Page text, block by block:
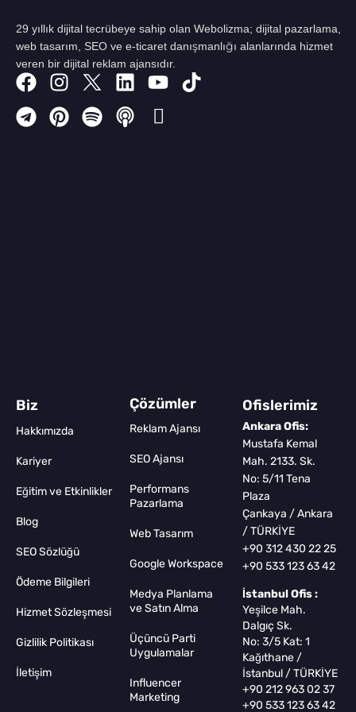
29 yıllık dijital tecrübeye sahip olan Webolizma; dijital pazarlama,
web tasarım, SEO ve e-ticaret danışmanlığı alanlarında hizmet
veren bir dijital reklam ajansıdır.
Biz
Hakkımızda
Kariyer
Eğitim ve Etkinlikler
Blog
SEO Sözlüğü
Ödeme Bilgileri
Hizmet Sözleşmesi
Gizlilik Politikası
İletişim
Çözümler
Reklam Ajansı
SEO Ajansı
Performans
Pazarlama
Web Tasarım
Google Workspace
Medya Planlama
ve Satın Alma
Üçüncü Parti
Uygulamalar
Influencer
Marketing
Ofislerimiz
Ankara Ofis:
Mustafa Kemal
Mah. 2133. Sk.
No: 5/11 Tena
Plaza
Çankaya / Ankara
/ TÜRKİYE
+90 312 430 22 25
+90 533 123 63 42
İstanbul Ofis :
Yeşilce Mah.
Dalgıç Sk.
No: 3/5 Kat: 1
Kağıthane /
İstanbul / TÜRKİYE
+90 212 963 02 37
+90 533 123 63 42